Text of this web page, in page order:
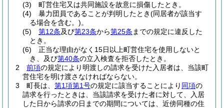
(3)
町営住宅又は共同施設を故意に損傷したとき。
(4)
暴力団員であることが判明したとき(同居者が該当す
る場合を含む。)。
(5)
第12条及び第23条から第25条 までの規定に違反した
とき。
(6)
正当な理由がなく15日以上町営住宅を使用しないと
き、及び第40条の立入検査を拒否したとき。
2
前項の規定により明渡しの請求を受けた入居者は、当該町
営住宅を明け渡さなければならない。
3
町長は、 第1項第1号の規定に該当することにより 同項の
請求を行ったときは、当該請求を受けた者に対して、入居
した日から請求の日までの期間については、近傍同種の住